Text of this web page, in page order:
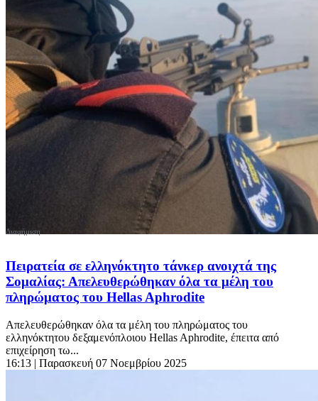
Πειρατεία σε ελληνόκτητο τάνκερ ανοιχτά της
Σομαλίας: Απελευθερώθηκαν όλα τα μέλη του
πληρώματος του Hellas Aphrodite
Απελευθερώθηκαν όλα τα μέλη του πληρώματος του
ελληνόκτητου δεξαμενόπλοιου Hellas Aphrodite, έπειτα από
επιχείρηση τω...
16:13 | Παρασκευή 07 Νοεμβρίου 2025